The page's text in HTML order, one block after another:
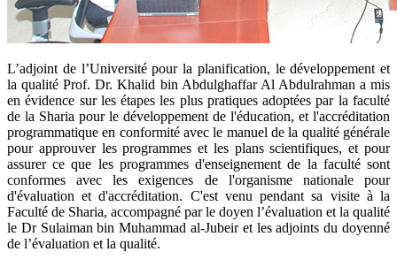
​L’adjoint de l’Université pour la planification, le développement et
la qualité Prof. Dr. Khalid bin Abdulghaffar Al Abdulrahman a mis
en évidence sur les étapes les plus pratiques adoptées par la faculté
de la Sharia pour le développement de l'éducation, et l'accréditation
programmatique en conformité avec le manuel de la qualité générale
pour approuver les programmes et les plans scientifiques, et pour
assurer ce que les programmes d'enseignement de la faculté sont
conformes avec les exigences de l'organisme nationale pour
d'évaluation et d'accréditation. C'est venu pendant sa visite à la
Faculté de Sharia, accompagné par le doyen l’évaluation et la qualité
le Dr Sulaiman bin Muhammad al-Jubeir et les adjoints du doyenné
de l’évaluation et la qualité.